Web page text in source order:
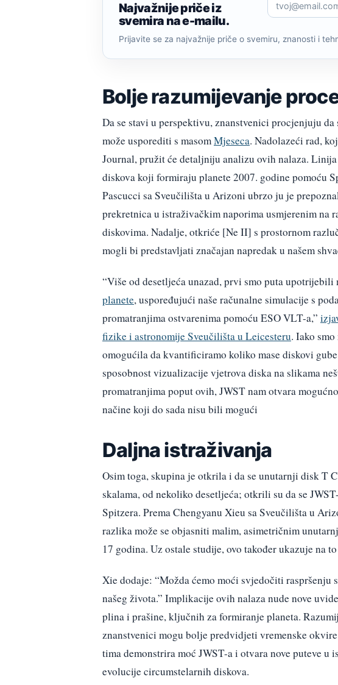
Najvažnije priče iz
svemira na e-mailu.
Prijavite se za najvažnije priče o svemiru, znanosti i
Bolje razumijevanje
Da se stavi u perspektivu, znanstvenici procjenjuju
može usporediti s masomMjeseca. Nadolazeći rad,
Journal, pružit će detaljniju analizu ovih nalaza.
diskova koji formiraju planete 2007. godine pomoću
Pascucci sa Sveučilišta u Arizoni ubrzo ju je
prekretnica u istraživačkim naporima usmjerenim na
diskovima. Nadalje, otkriće [Ne II] s prostornom
mogli bi predstavljati značajan napredak u našem
“Više od desetljeća unazad, prvi smo puta
planete, uspoređujući naše računalne simulacije s
promatranjima ostvarenima pomoću ESO VLT-a,”
fizike i astronomije Sveučilišta u Leicesteru. Iako
omogućila da kvantificiramo koliko mase diskovi
sposobnost vizualizacije vjetrova diska na slikama
promatranjima poput ovih, JWST nam otvara
načine koji do sada nisu bili mogući
Daljna istraživanja
Osim toga, skupina je otkrila i da se unutarnji disk T
skalama, od nekoliko desetljeća; otkrili su da se
Spitzera. Prema Chengyanu Xieu sa Sveučilišta u
razlika može se objasniti malim, asimetričnim
17 godina. Uz ostale studije, ovo također ukazuje na
Xie dodaje: “Možda ćemo moći svjedočiti raspršenju
našeg života.” Implikacije ovih nalaza nude nove
plina i prašine, ključnih za formiranje planeta.
znanstvenici mogu bolje predvidjeti vremenske
tima demonstrira moć JWST-a i otvara nove puteve
evolucije circumstelarnih diskova.